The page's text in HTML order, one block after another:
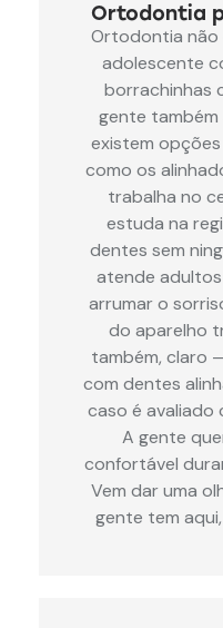
Ortodontia
Ortodontia não
adolescente
borrachinhas
gente também
existem
como os
trabalha no
estuda na
dentes sem
atende
arrumar o
do aparelho
também, claro
com dentes
caso é avaliado
A gente
confortável
Vem dar uma
gente tem